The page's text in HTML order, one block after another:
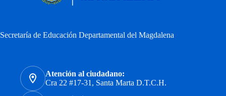
Secretaría de Educación Departamental del Magdalena
Atención al ciudadano:
Cra 22 #17-31, Santa Marta D.T.C.H.